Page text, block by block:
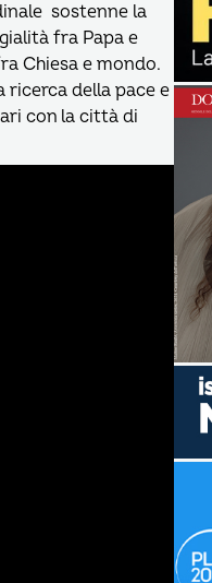
sostenne la
fra Papa e
Chiesa e mondo.
ricerca della pace e
con la città di